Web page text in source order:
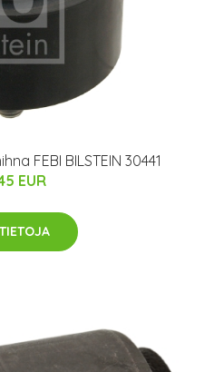
FEBI BILSTEIN 30441
EUR